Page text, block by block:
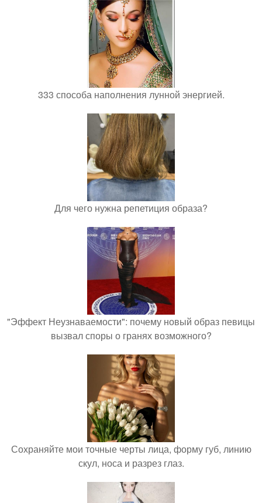
333 способа наполнения лунной энергией.
Для чего нужна репетиция образа?
"Эффект Неузнаваемости": почему новый образ певицы
вызвал споры о гранях возможного?
Сохраняйте мои точные черты лица, форму губ, линию
скул, носа и разрез глаз.